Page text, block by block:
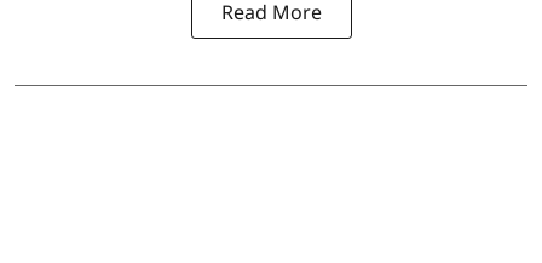
Read More